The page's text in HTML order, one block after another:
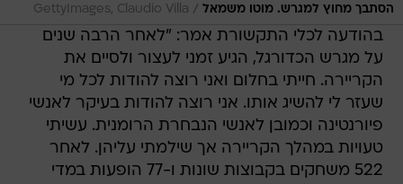
הסתבך מחוץ למגרש. מוטו משמאל /
GettyImages, Claudio Villa
בהודעה לכלי התקשורת אמר: "לאחר הרבה שנים
על מגרש הכדורגל, הגיע זמני לעצור ולסיים את
הקריירה. חייתי בחלום ואני רוצה להודות לכל מי
שעזר לי להשיג אותו. אני רוצה להודות בעיקר לאנשי
פיורנטינה וכמובן לאנשי הנבחרת הרומנית. עשיתי
טעויות במהלך הקריירה אך שילמתי עליהן. לאחר
522 משחקים בקבוצות שונות ו-77 הופעות במדי